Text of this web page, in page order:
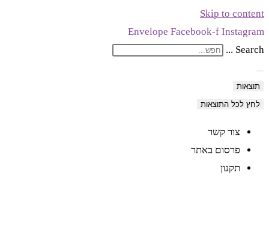
Skip to content
Envelope Facebook-f Instagram
Search ...
תוצאות
לחץ לכל התוצאות
צור קשר
פרסום באתר
תקנון